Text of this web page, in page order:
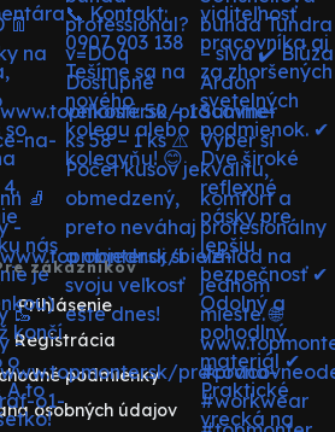
zákazníkov
Prihlásenie
Registrácia
podmienky
osobných údajov